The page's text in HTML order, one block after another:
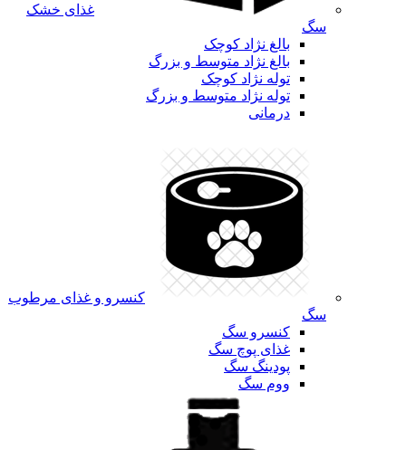
غذای خشک
سگ
بالغ نژاد کوچک
بالغ نژاد متوسط و بزرگ
توله نژاد کوچک
توله نژاد متوسط و بزرگ
درمانی
کنسرو و غذای مرطوب
سگ
کنسرو سگ
غذای پوچ سگ
پودینگ سگ
ووم سگ